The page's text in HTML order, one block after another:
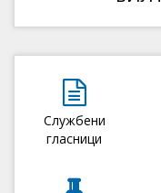
Службени
гласници